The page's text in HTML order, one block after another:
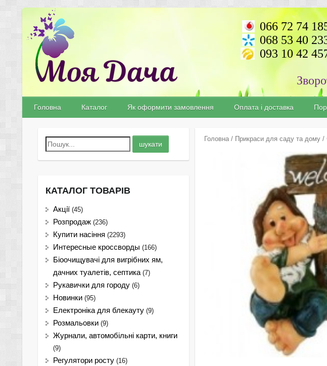
066 72 74
068 53 40
093 10 42
Головна Каталог Як оформити замовлення Оплата і доставка
Головна/ Прикраси для саду та дому/
КАТАЛОГ ТОВАРІВ
Акції (45)
Розпродаж (236)
Купити насіння (2293)
Интересные кроссворды (166)
Біоочищувачі для вигрібних ям,
дачних туалетів, септика (7)
Рукавички для городу (6)
Новинки (95)
Електроніка для блекауту (9)
Розмальовки (9)
Журнали, автомобільні карти, книги
(9)
Регулятори росту (16)